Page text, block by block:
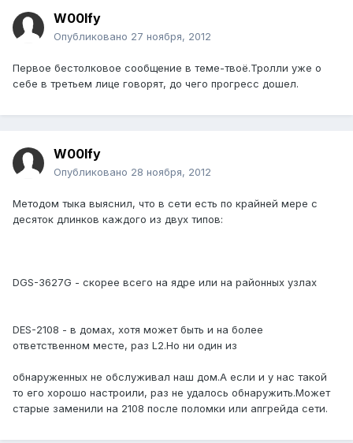
W00lfy
Опубликовано 27 ноября, 2012
Первое бестолковое сообщение в теме-твоё.Тролли уже о
себе в третьем лице говорят, до чего прогресс дошел.
W00lfy
Опубликовано 28 ноября, 2012
Методом тыка выяснил, что в сети есть по крайней мере с
десяток длинков каждого из двух типов:
DGS-3627G - скорее всего на ядре или на районных узлах
DES-2108 - в домах, хотя может быть и на более
ответственном месте, раз L2.Но ни один из
обнаруженных не обслуживал наш дом.А если и у нас такой
то его хорошо настроили, раз не удалось обнаружить.Может
старые заменили на 2108 после поломки или апгрейда сети.